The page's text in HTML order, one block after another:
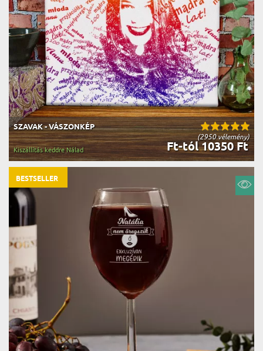
(2950 vélemény)
SZAVAK - VÁSZONKÉP
Ft-tól 10350 Ft
Kiszállítás keddre Nálad
BESTSELLER